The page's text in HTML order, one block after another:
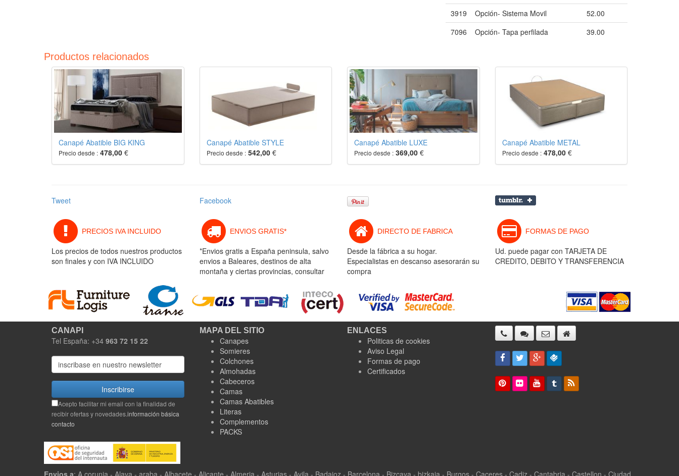
3919
Opción- Sistema Movil
52.00
7096
Opción- Tapa perfilada 39.00
Productos relacionados
Canapé Abatible BIG KING
Precio desde : 478,00 €
Canapé Abatible STYLE
Precio desde : 542,00 €
Canapé Abatible LUXE
Precio desde : 369,00 €
Canapé Abatible METAL
Precio desde : 478,00 €
Tweet Facebook
PRECIOS IVA INCLUIDO
Los precios de todos nuestros productos
son finales y con IVA INCLUIDO
ENVIOS GRATIS*
*Envios gratis a España peninsula, salvo
envios a Baleares, destinos de alta
montaña y ciertas provincias, consultar
DIRECTO DE FABRICA
Desde la fábrica a su hogar.
Especialistas en descanso asesorarán su
compra
FORMAS DE PAGO
Ud. puede pagar con TARJETA DE
CREDITO, DEBITO Y TRANSFERENCIA
CANAPI
Tel España: +34 963 72 15 22
Inscribirse
Acepto facilitar mi email con la finalidad de
recibir ofertas y novedades.información básica
contacto
MAPA DEL SITIO
Canapes
Somieres
Colchones
Almohadas
Cabeceros
Camas
Camas Abatibles
Literas
Complementos
PACKS
ENLACES
Politicas de cookies
Aviso Legal
Formas de pago
Certificados